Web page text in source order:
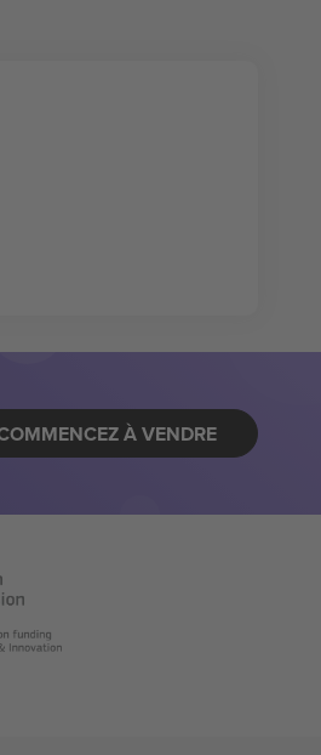
À VENDRE